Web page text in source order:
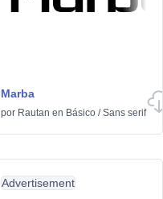
Marba
por Rautan en Básico /Sans serif
Advertisement